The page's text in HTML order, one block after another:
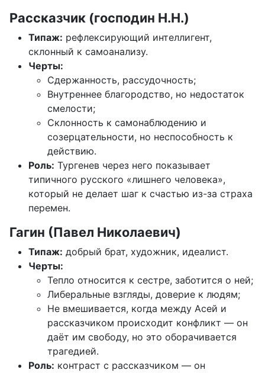
Рассказчик (господин Н.Н.)
Типаж: рефлексирующий интеллигент,
склонный к самоанализу.
Черты:
Сдержанность, рассудочность;
Внутреннее благородство, но недостаток
смелости;
Склонность к самонаблюдению и
созерцательности, но неспособность к
действию.
Роль: Тургенев через него показывает
типичного русского «лишнего человека»,
который не делает шаг к счастью из-за страха
перемен.
Гагин (Павел Николаевич)
Типаж: добрый брат, художник, идеалист.
Черты:
Тепло относится к сестре, заботится о ней;
Либеральные взгляды, доверие к людям;
Не вмешивается, когда между Асей и
рассказчиком происходит конфликт — он
даёт им свободу, но это оборачивается
трагедией.
Роль: контраст с рассказчиком — он